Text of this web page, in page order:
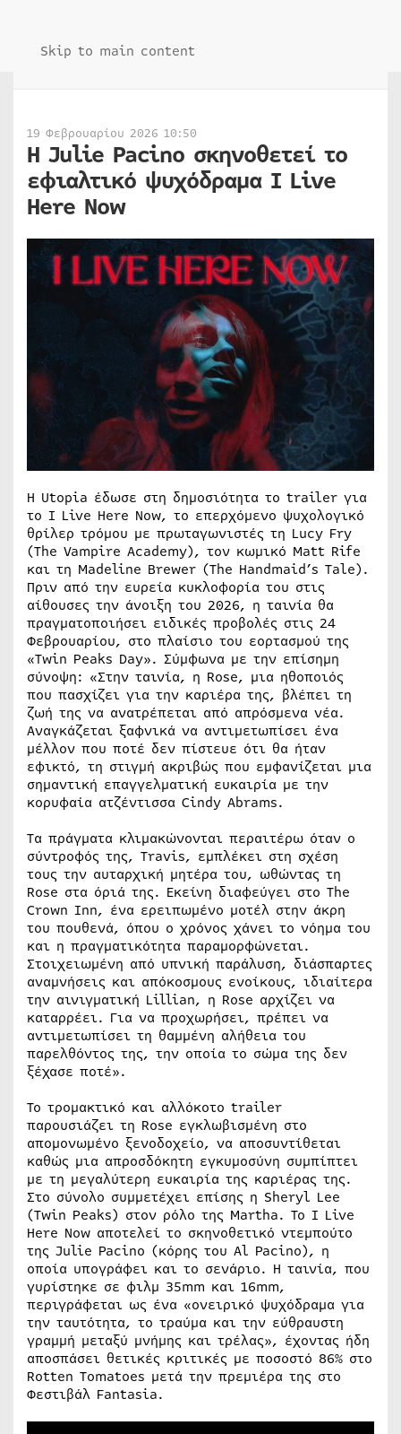
Skip to main content
19 Φεβρουαρίου 2026 10:50
Η Julie Pacino σκηνοθετεί το
εφιαλτικό ψυχόδραμα I Live
Here Now
Η Utopia έδωσε στη δημοσιότητα το trailer για
το I Live Here Now, το επερχόμενο ψυχολογικό
θρίλερ τρόμου με πρωταγωνιστές τη Lucy Fry
(The Vampire Academy), τον κωμικό Matt Rife
και τη Madeline Brewer (The Handmaid’s Tale).
Πριν από την ευρεία κυκλοφορία του στις
αίθουσες την άνοιξη του 2026, η ταινία θα
πραγματοποιήσει ειδικές προβολές στις 24
Φεβρουαρίου, στο πλαίσιο του εορτασμού της
«Twin Peaks Day». Σύμφωνα με την επίσημη
σύνοψη: «Στην ταινία, η Rose, μια ηθοποιός
που πασχίζει για την καριέρα της, βλέπει τη
ζωή της να ανατρέπεται από απρόσμενα νέα.
Αναγκάζεται ξαφνικά να αντιμετωπίσει ένα
μέλλον που ποτέ δεν πίστευε ότι θα ήταν
εφικτό, τη στιγμή ακριβώς που εμφανίζεται μια
σημαντική επαγγελματική ευκαιρία με την
κορυφαία ατζέντισσα Cindy Abrams.
Τα πράγματα κλιμακώνονται περαιτέρω όταν ο
σύντροφός της, Travis, εμπλέκει στη σχέση
τους την αυταρχική μητέρα του, ωθώντας τη
Rose στα όριά της. Εκείνη διαφεύγει στο The
Crown Inn, ένα ερειπωμένο μοτέλ στην άκρη
του πουθενά, όπου ο χρόνος χάνει το νόημα του
και η πραγματικότητα παραμορφώνεται.
Στοιχειωμένη από υπνική παράλυση, διάσπαρτες
αναμνήσεις και απόκοσμους ενοίκους, ιδιαίτερα
την αινιγματική Lillian, η Rose αρχίζει να
καταρρέει. Για να προχωρήσει, πρέπει να
αντιμετωπίσει τη θαμμένη αλήθεια του
παρελθόντος της, την οποία το σώμα της δεν
ξέχασε ποτέ».
Το τρομακτικό και αλλόκοτο trailer
παρουσιάζει τη Rose εγκλωβισμένη στο
απομονωμένο ξενοδοχείο, να αποσυντίθεται
καθώς μια απροσδόκητη εγκυμοσύνη συμπίπτει
με τη μεγαλύτερη ευκαιρία της καριέρας της.
Στο σύνολο συμμετέχει επίσης η Sheryl Lee
(Twin Peaks) στον ρόλο της Martha. Το I Live
Here Now αποτελεί το σκηνοθετικό ντεμπούτο
της Julie Pacino (κόρης του Al Pacino), η
οποία υπογράφει και το σενάριο. Η ταινία, που
γυρίστηκε σε φιλμ 35mm και 16mm,
περιγράφεται ως ένα «ονειρικό ψυχόδραμα για
την ταυτότητα, το τραύμα και την εύθραυστη
γραμμή μεταξύ μνήμης και τρέλας», έχοντας ήδη
αποσπάσει θετικές κριτικές με ποσοστό 86% στο
Rotten Tomatoes μετά την πρεμιέρα της στο
Φεστιβάλ Fantasia.